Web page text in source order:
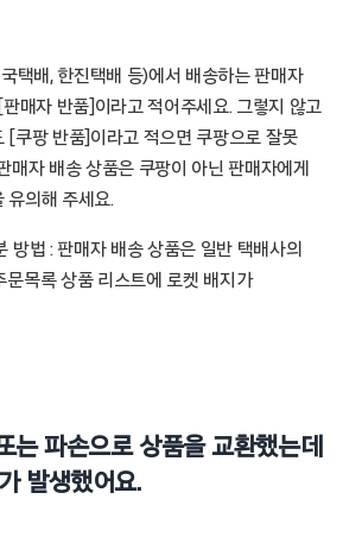
택배, 한진택배 등)에서 배송하는 판매자
매자 반품]이라고 적어주세요. 그렇지 않고
[쿠팡 반품]이라고 적으면 쿠팡으로 잘못
매자 배송 상품은 쿠팡이 아닌 판매자에게
유의해 주세요.
방법 : 판매자 배송 상품은 일반 택배사의
문목록 상품 리스트에 로켓 배지가
는 파손으로 상품을 교환했는데
발생했어요.